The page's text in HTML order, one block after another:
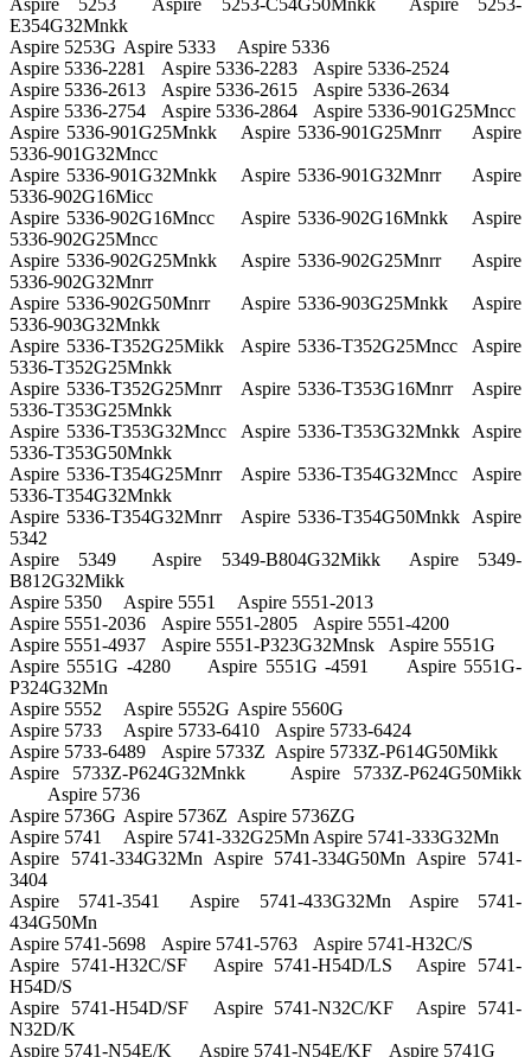
Aspire 5253
Aspire 5253-C54G50Mnkk
Aspire 5253-
E354G32Mnkk
Aspire 5253G Aspire 5333
Aspire 5336
Aspire 5336-2281
Aspire 5336-2283
Aspire 5336-2524
Aspire 5336-2613
Aspire 5336-2615
Aspire 5336-2634
Aspire 5336-2754
Aspire 5336-2864
Aspire 5336-901G25Mncc
Aspire 5336-901G25Mnkk
Aspire 5336-901G25Mnrr
Aspire
5336-901G32Mncc
Aspire 5336-901G32Mnkk
Aspire 5336-901G32Mnrr
Aspire
5336-902G16Micc
Aspire 5336-902G16Mncc
Aspire 5336-902G16Mnkk
Aspire
5336-902G25Mncc
Aspire 5336-902G25Mnkk
Aspire 5336-902G25Mnrr
Aspire
5336-902G32Mnrr
Aspire 5336-902G50Mnrr
Aspire 5336-903G25Mnkk
Aspire
5336-903G32Mnkk
Aspire 5336-T352G25Mikk
Aspire 5336-T352G25Mncc
Aspire
5336-T352G25Mnkk
Aspire 5336-T352G25Mnrr
Aspire 5336-T353G16Mnrr
Aspire
5336-T353G25Mnkk
Aspire 5336-T353G32Mncc
Aspire 5336-T353G32Mnkk
Aspire
5336-T353G50Mnkk
Aspire 5336-T354G25Mnrr
Aspire 5336-T354G32Mncc
Aspire
5336-T354G32Mnkk
Aspire 5336-T354G32Mnrr
Aspire 5336-T354G50Mnkk
Aspire
5342
Aspire 5349
Aspire 5349-B804G32Mikk
Aspire 5349-
B812G32Mikk
Aspire 5350
Aspire 5551
Aspire 5551-2013
Aspire 5551-2036
Aspire 5551-2805
Aspire 5551-4200
Aspire 5551-4937
Aspire 5551-P323G32Mnsk
Aspire 5551G
Aspire 5551G -4280
Aspire 5551G -4591
Aspire 5551G-
P324G32Mn
Aspire 5552
Aspire 5552G Aspire 5560G
Aspire 5733
Aspire 5733-6410
Aspire 5733-6424
Aspire 5733-6489
Aspire 5733Z Aspire 5733Z-P614G50Mikk
Aspire 5733Z-P624G32Mnkk
Aspire 5733Z-P624G50Mikk
Aspire 5736
Aspire 5736G Aspire 5736Z Aspire 5736ZG
Aspire 5741
Aspire 5741-332G25Mn Aspire 5741-333G32Mn
Aspire 5741-334G32Mn
Aspire 5741-334G50Mn
Aspire 5741-
3404
Aspire 5741-3541
Aspire 5741-433G32Mn
Aspire 5741-
434G50Mn
Aspire 5741-5698
Aspire 5741-5763
Aspire 5741-H32C/S
Aspire 5741-H32C/SF
Aspire 5741-H54D/LS
Aspire 5741-
H54D/S
Aspire 5741-H54D/SF
Aspire 5741-N32C/KF
Aspire 5741-
N32D/K
Aspire 5741-N54E/K
Aspire 5741-N54E/KF
Aspire 5741G